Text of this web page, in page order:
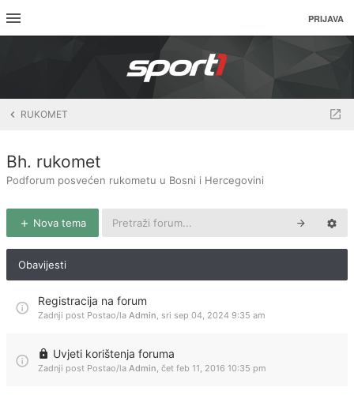
PRIJAVA
RUKOMET
Bh. rukomet
Podforum posvećen rukometu u Bosni i Hercegovini
Nova tema
Obavijesti
Registracija na forum
Zadnji post Postao/la Admin, sri sep 04, 2024 9:35 am
Uvjeti korištenja foruma
Zadnji post Postao/la Admin, čet feb 11, 2016 10:35 pm